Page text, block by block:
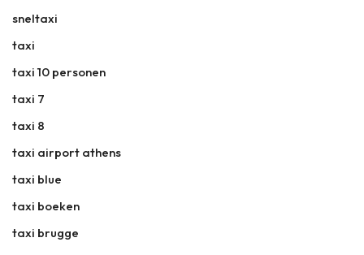
sneltaxi
taxi
taxi 10 personen
taxi 7
taxi 8
taxi airport athens
taxi blue
taxi boeken
taxi brugge